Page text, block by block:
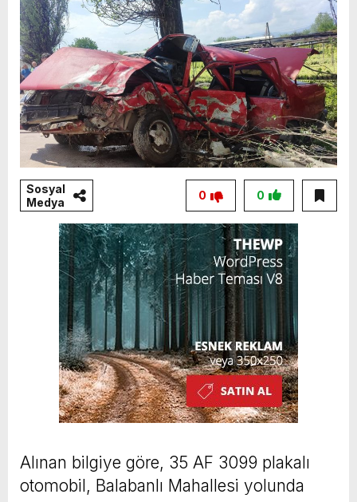
Sosyal
Medya
0
0
Alınan bilgiye göre, 35 AF 3099 plakalı
otomobil, Balabanlı Mahallesi yolunda